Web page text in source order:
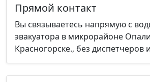
Прямой контакт
Вы связываетесь напрямую с
эвакуатора в микрорайоне
Красногорске., без диспетчеров